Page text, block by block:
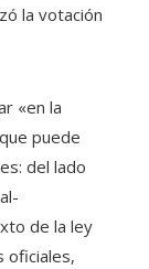
la votación
«en la
puede
del lado
de la ley
oficiales,